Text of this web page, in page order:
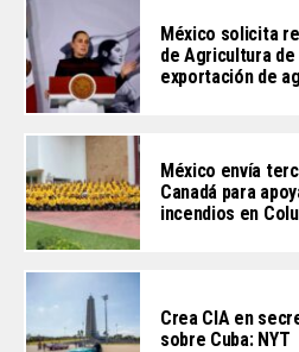
México solicita
de Agricultura de
exportación de
México envía
Canadá para
incendios en
Crea CIA en
sobre Cuba: NYT